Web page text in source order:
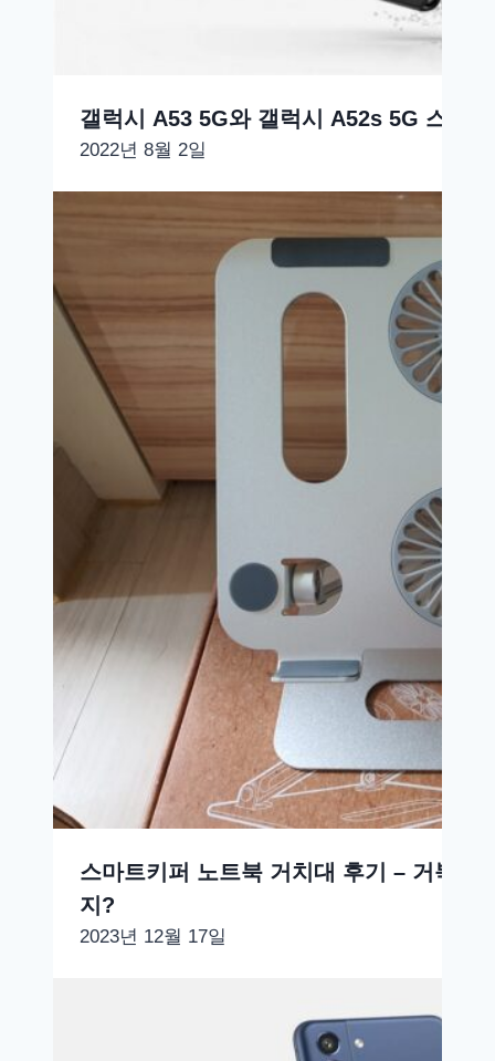
갤럭시 A53 5G와 갤럭시 A52s 5G 스펙
2022년 8월 2일
스마트키퍼 노트북 거치대 후기 – 거북목
지?
2023년 12월 17일